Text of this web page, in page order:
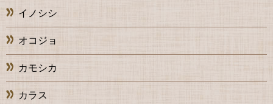
イノシシ
オコジョ
カモシカ
カラス